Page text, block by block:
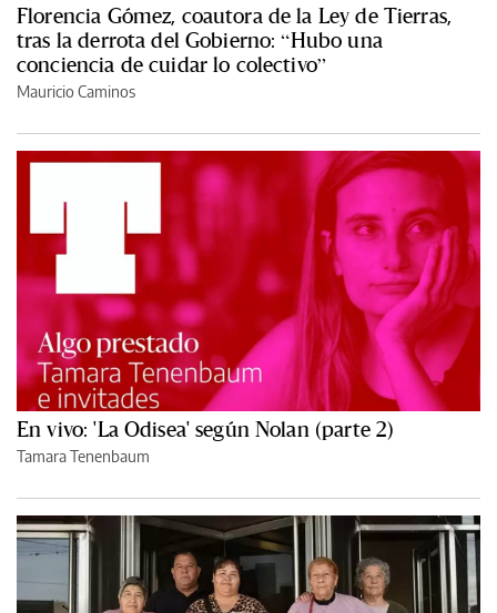
Florencia Gómez, coautora de la Ley de Tierras,
tras la derrota del Gobierno: “Hubo una
conciencia de cuidar lo colectivo”
Mauricio Caminos
En vivo: 'La Odisea' según Nolan (parte 2)
Tamara Tenenbaum